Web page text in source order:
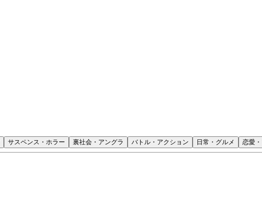
サスペンス・ホラー 裏社会・アングラ バトル・アクション 日常・グルメ 恋愛